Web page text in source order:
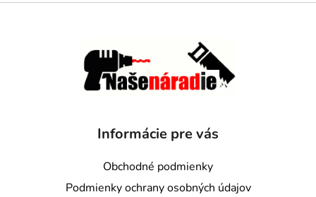
Informácie pre vás
Obchodné podmienky
Podmienky ochrany osobných údajov